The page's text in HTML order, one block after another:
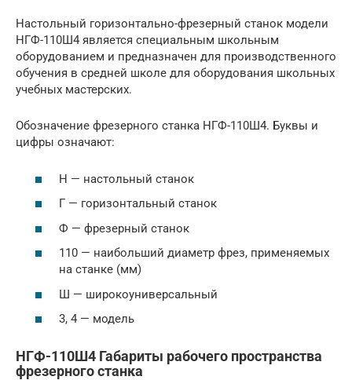
Настольный горизонтально-фрезерный станок модели
НГФ-110Ш4 является специальным школьным
оборудованием и предназначен для производственного
обучения в средней школе для оборудования школьных
учебных мастерских.
Обозначение фрезерного станка НГФ-110Ш4. Буквы и
цифры означают:
Н — настольный станок
Г — горизонтальный станок
Ф — фрезерный станок
110 — наибольший диаметр фрез, применяемых
на станке (мм)
Ш — широкоуниверсальный
3, 4 — модель
НГФ-110Ш4 Габариты рабочего пространства
фрезерного станка